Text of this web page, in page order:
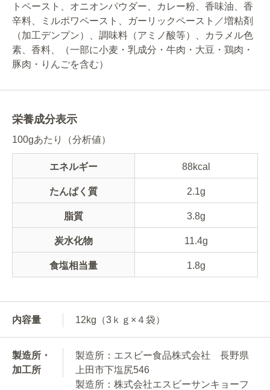
トペースト、オニオンパウダー、カレー粉、香味油、香
辛料、ミルポワペースト、ガーリックペースト／増粘剤
（加工デンプン）、調味料（アミノ酸等）、カラメル色
素、香料、（一部に小麦・乳成分・牛肉・大豆・鶏肉・
豚肉・りんごを含む）
栄養成分表示
100gあたり（分析値）
エネルギー 88kcal
たんぱく質 2.1g
脂質 3.8g
炭水化物 11.4g
食塩相当量 1.8g
内容量 12kg（3ｋｇ×４袋）
製造所・
加工所
製造所：エスビー食品株式会社 長野県
上田市下塩尻546
製造所：株式会社エスビーサンキョーフ